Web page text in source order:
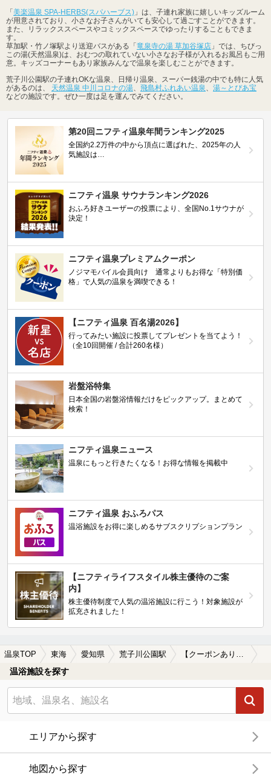
「美楽温泉 SPA-HERBS(スパハーブス) 」は、子連れ家族に嬉しいキッズルーム
が用意されており、小さなお子さんがいても安心して過ごすことができます。
また、リラックススペースやコミックスペースでゆったりすることもできま
す。
草加駅・竹ノ塚駅より送迎バスがある「竜泉寺の湯 草加谷塚店 」では、ちびっ
この湯(天然温泉)は、おむつの取れていない小さなお子様が入れるお風呂もご用
意。キッズコーナーもあり家族みんなで温泉を楽しむことができます。
荒子川公園駅の子連れOKな温泉、日帰り温泉、スーパー銭湯の中でも特に人気
があるのは、 天然温泉 中川コロナの湯 飛島村ふれあい温泉
湯～とぴあ宝
などの施設です。ぜひ一度は足を運んでみてください。
第20回ニフティ温泉年間ランキング2025
全国約2.2万件の中から頂点に選ばれた、2025年の人
気施設は…
ニフティ温泉 サウナランキング2026
おふろ好きユーザーの投票により、全国No.1サウナが
決定！
ニフティ温泉プレミアムクーポン
ノジマモバイル会員向け 通常よりもお得な「特別価
格」で人気の温泉を満喫できる！
【ニフティ温泉 百名湯2026】
行ってみたい施設に投票してプレゼントを当てよう！
（全10回開催 / 合計260名様）
岩盤浴特集
日本全国の岩盤浴情報だけをピックアップ。まとめて
検索！
ニフティ温泉ニュース
温泉にもっと行きたくなる！お得な情報を掲載中
ニフティ温泉 おふろパス
温浴施設をお得に楽しめるサブスクリプションプラン
【ニフティライフスタイル株主優待のご案
内】
株主優待制度で人気の温浴施設に行こう！対象施設が
拡充されました！
温泉TOP 東海 愛知県 荒子川公園駅 【クーポンあり】子連れOKな荒子川公園駅近くの温泉、日帰り温泉、スーパー銭湯おすすめ
温浴施設を探す
エリアから探す
地図から探す